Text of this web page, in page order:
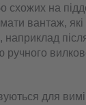
схожих на
вантаж,
після
ручного
для